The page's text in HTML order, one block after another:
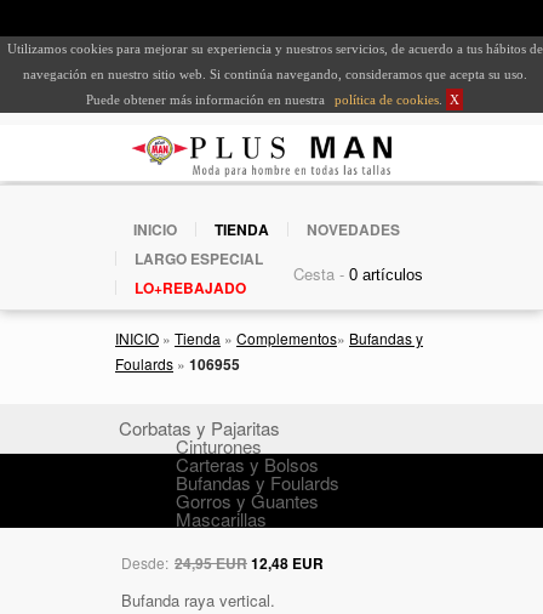
Utilizamos cookies para mejorar su experiencia y nuestros servicios, de acuerdo a tus hábitos de
navegación en nuestro sitio web. Si continúa navegando, consideramos que acepta su uso.
Puede obtener más información en nuestra
política de cookies X
INICIO TIENDA
NOVEDADES
LARGO ESPECIAL
LO+REBAJADO
Cesta -
INICIO » Tienda » Complementos» Bufandas y
Foulards » 106955
Corbatas y Pajaritas
Cinturones
Carteras y Bolsos
Bufandas y Foulards
Gorros y Guantes
Mascarillas
Desde: 24,95 EUR12,48 EUR
Bufanda raya vertical.